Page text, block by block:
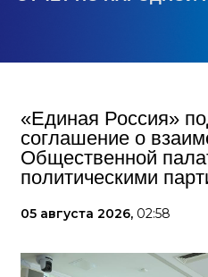
«Единая Россия»
соглашение о
Общественной
политическими
05 августа 2026, 02:58